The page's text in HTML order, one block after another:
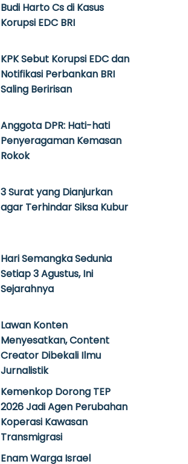
Budi Harto Cs di Kasus
Korupsi EDC BRI
KPK Sebut Korupsi EDC dan
Notifikasi Perbankan BRI
Saling Beririsan
Anggota DPR: Hati-hati
Penyeragaman Kemasan
Rokok
3 Surat yang Dianjurkan
agar Terhindar Siksa Kubur
Hari Semangka Sedunia
Setiap 3 Agustus, Ini
Sejarahnya
Lawan Konten
Menyesatkan, Content
Creator Dibekali Ilmu
Jurnalistik
Kemenkop Dorong TEP
2026 Jadi Agen Perubahan
Koperasi Kawasan
Transmigrasi
Enam Warga Israel